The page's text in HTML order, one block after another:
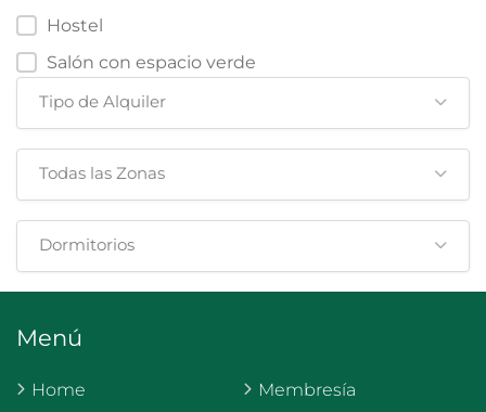
Hostel
Salón con espacio verde
Tipo de Alquiler
Todas las Zonas
Dormitorios
Menú
Home
Membresía